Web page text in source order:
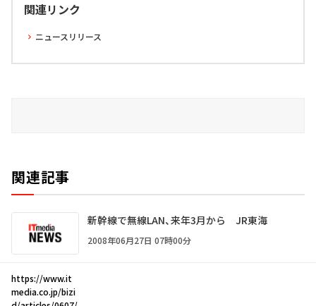
関連リンク
ニュースリリース
関連記事
新幹線で無線LAN、来年3月から JR東海
2008年06月27日 07時00分
https://www.it
media.co.jp/bizi